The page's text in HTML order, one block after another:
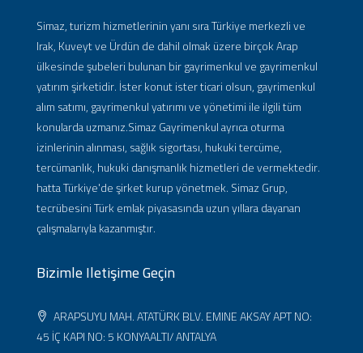
Simaz, turizm hizmetlerinin yanı sıra Türkiye merkezli ve
Irak, Kuveyt ve Ürdün de dahil olmak üzere birçok Arap
ülkesinde şubeleri bulunan bir gayrimenkul ve gayrimenkul
yatırım şirketidir. İster konut ister ticari olsun, gayrimenkul
alım satımı, gayrimenkul yatırımı ve yönetimi ile ilgili tüm
konularda uzmanız.Simaz Gayrimenkul ayrıca oturma
izinlerinin alınması, sağlık sigortası, hukuki tercüme,
tercümanlık, hukuki danışmanlık hizmetleri de vermektedir.
hatta Türkiye'de şirket kurup yönetmek. Simaz Grup,
tecrübesini Türk emlak piyasasında uzun yıllara dayanan
çalışmalarıyla kazanmıştır.
Bizimle Iletişime Geçin
ARAPSUYU MAH. ATATÜRK BLV. EMINE AKSAY APT NO:
45 İÇ KAPI NO: 5 KONYAALTI/ ANTALYA